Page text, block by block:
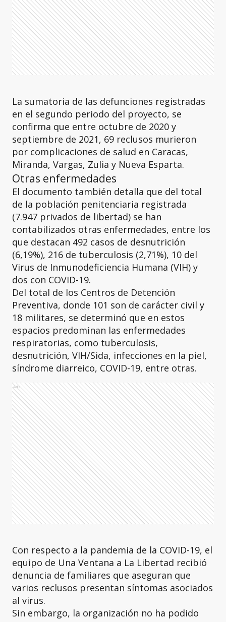
La sumatoria de las defunciones registradas
en el segundo periodo del proyecto, se
confirma que entre octubre de 2020 y
septiembre de 2021, 69 reclusos murieron
por complicaciones de salud en Caracas,
Miranda, Vargas, Zulia y Nueva Esparta.
Otras enfermedades
El documento también detalla que del total
de la población penitenciaria registrada
(7.947 privados de libertad) se han
contabilizados otras enfermedades, entre los
que destacan 492 casos de desnutrición
(6,19%), 216 de tuberculosis (2,71%), 10 del
Virus de Inmunodeficiencia Humana (VIH) y
dos con COVID-19.
Del total de los Centros de Detención
Preventiva, donde 101 son de carácter civil y
18 militares, se determinó que en estos
espacios predominan las enfermedades
respiratorias, como tuberculosis,
desnutrición, VIH/Sida, infecciones en la piel,
síndrome diarreico, COVID-19, entre otras.
Ads
Con respecto a la pandemia de la COVID-19, el
equipo de Una Ventana a La Libertad recibió
denuncia de familiares que aseguran que
varios reclusos presentan síntomas asociados
al virus.
Sin embargo, la organización no ha podido